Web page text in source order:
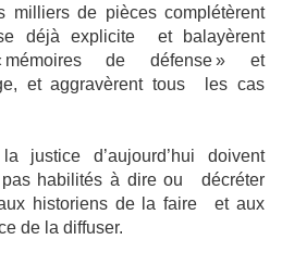
milliers de pièces complétèrent
déjà explicite et balayèrent
mémoires de défense » et
et aggravèrent tous les cas
justice d’aujourd’hui doivent
pas habilités à dire ou décréter
aux historiens de la faire et aux
de la diffuser.